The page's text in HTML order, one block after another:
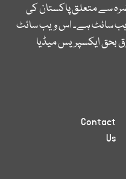
سے متعلق پاکستان کی
سائٹ ہے۔ اس ویب سائٹ
بحق ایکسپریس میڈیا
Contact
Us